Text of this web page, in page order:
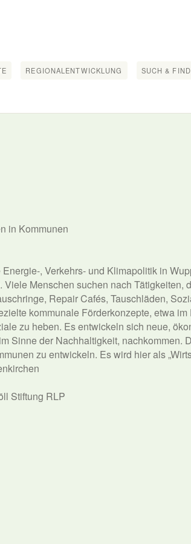
REGIONALENTWICKLUNG SUCH & FIND
in Kommunen
, Verkehrs- und Klimapolitik in
Menschen suchen nach Tätigkeiten,
Repair Cafés, Tauschläden,
kommunale Förderkonzepte, etwa
zu heben. Es entwickeln sich neue,
Sinne der Nachhaltigkeit, nachkommen.
zu entwickeln. Es wird hier als
Stiftung RLP